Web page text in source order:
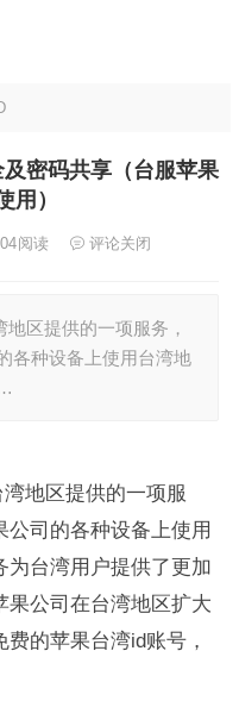
密码共享（台服苹果
用）
阅读 评论关闭
区提供的一项服务，
各种设备上使用台湾地
地区提供的一项服
司的各种设备上使用
为台湾用户提供了更加
果公司在台湾地区扩大
的苹果台湾id账号，